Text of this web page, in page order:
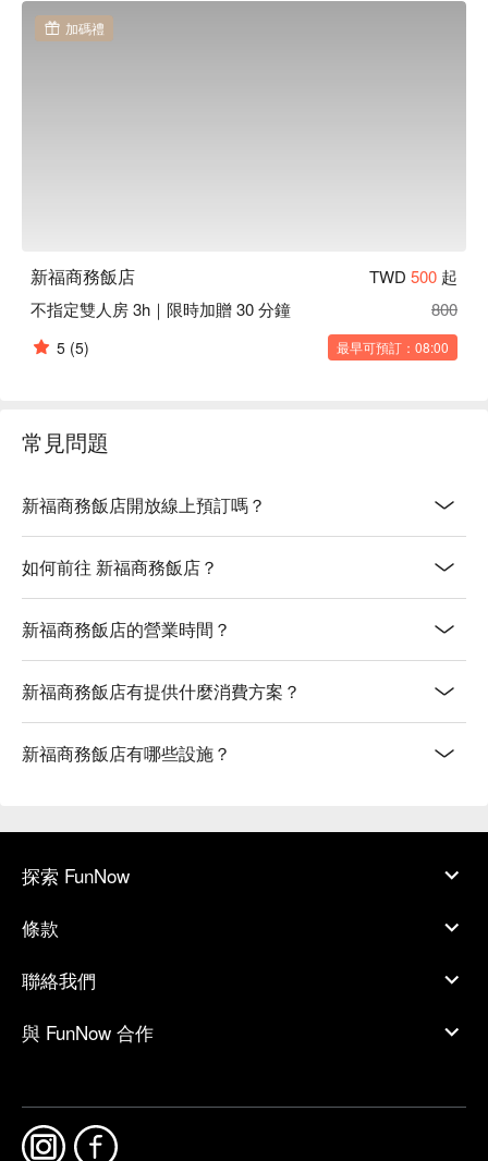
加碼禮
新福商務飯店 TWD 500 起
不指定雙人房 3h｜限時加贈 30 分鐘
800
5 (5) 最早可預訂：08:00
常見問題
新福商務飯店開放線上預訂嗎？
如何前往 新福商務飯店？
新福商務飯店的營業時間？
新福商務飯店有提供什麼消費方案？
新福商務飯店有哪些設施？
探索 FunNow
條款
聯絡我們
與 FunNow 合作